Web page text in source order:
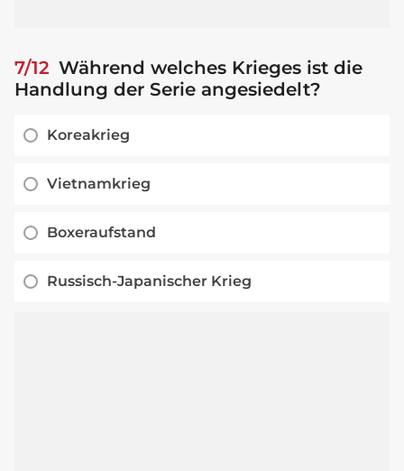
7/12 Während welches Krieges ist die
Handlung der Serie angesiedelt?
Koreakrieg
Vietnamkrieg
Boxeraufstand
Russisch-Japanischer Krieg